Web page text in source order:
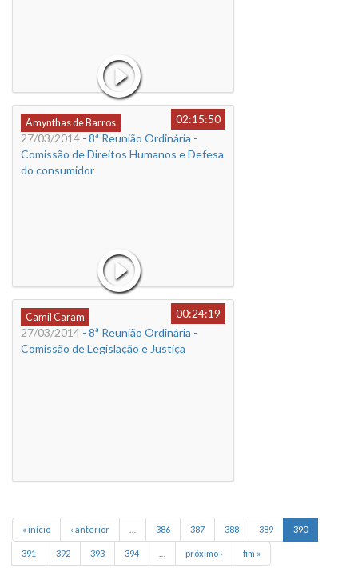
Amynthas de Barros
02:15:50
27/03/2014 - 8ª Reunião Ordinária -
Comissão de Direitos Humanos e Defesa
do consumidor
Camil Caram
00:24:19
27/03/2014 - 8ª Reunião Ordinária -
Comissão de Legislação e Justiça
« início ‹ anterior 386 387 388 389 390
391 392 393 394 próximo › fim »